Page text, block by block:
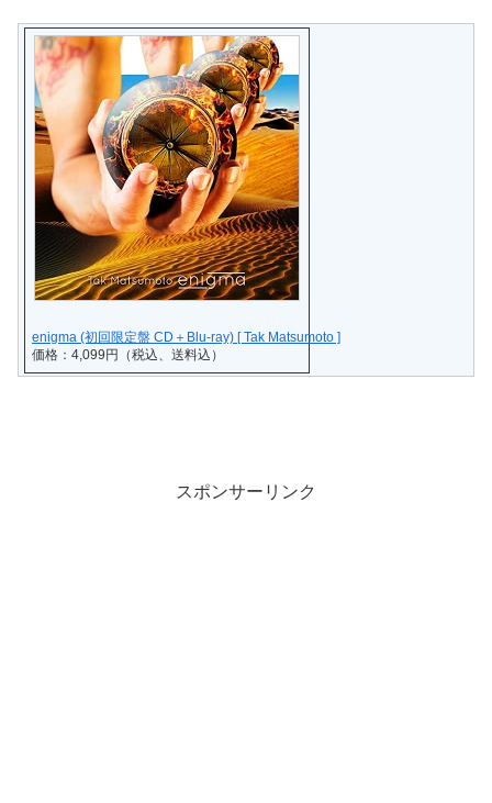
enigma (初回限定盤 CD＋Blu-ray) [ Tak Matsumoto ]
価格：4,099円（税込、送料込）
スポンサーリンク